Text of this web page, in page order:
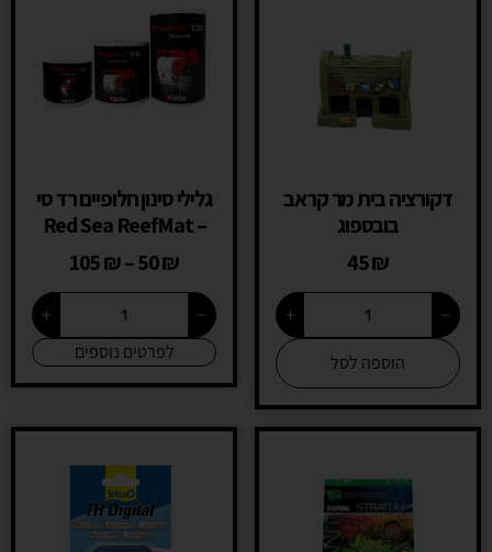
דקורציה בית מר קראב
בובספוג
45₪
−
+
הוספה לסל
גלילי סינון חלופיים רד סי
– Red Sea ReefMat
50₪
–
105₪
−
+
לפרטים נוספים